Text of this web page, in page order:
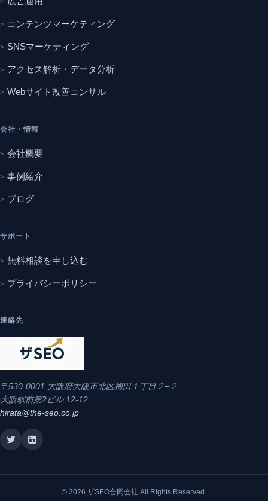
コンテンツマーケティング
SNSマーケティング
アクセス解析・データ分析
Webサイト改善コンサル
会社・情報
会社概要
事例紹介
ブログ
サポート
無料相談を申し込む
プライバシーポリシー
連絡先
〒530-0001 大阪府大阪市北区梅田１丁目２−２
大阪駅前第2ビル 12-12
hirata@the-seo.co.jp
© 2026 ザSEO合同会社 All Rights Reserved.